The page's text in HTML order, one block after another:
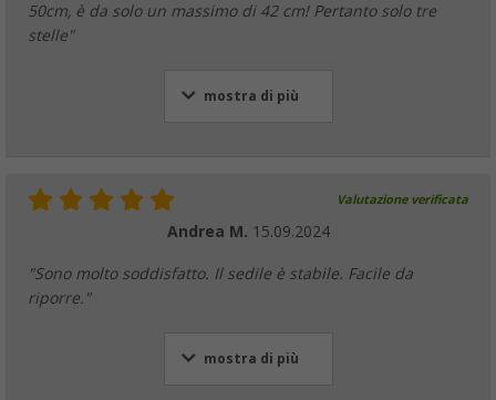
50cm, è da solo un massimo di 42 cm! Pertanto solo tre
stelle"
mostra di più
Valutazione verificata
Andrea M. 15.09.2024
"Sono molto soddisfatto. Il sedile è stabile. Facile da
riporre."
mostra di più